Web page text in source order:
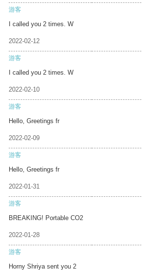
游客
I called you 2 times. W
2022-02-12
游客
I called you 2 times. W
2022-02-10
游客
Hello, Greetings fr
2022-02-09
游客
Hello, Greetings fr
2022-01-31
游客
BREAKING! Portable CO2
2022-01-28
游客
Horny Shriya sent you 2